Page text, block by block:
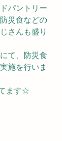
パントリー
災食などの
さんも盛り
て、防災食
施を行いま
ます☆